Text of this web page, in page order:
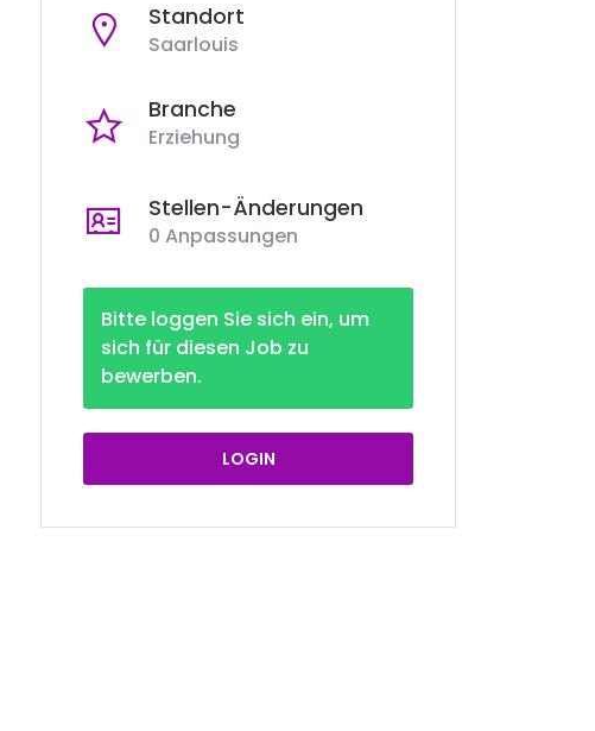
Standort
Saarlouis
Branche
Erziehung
Stellen-Änderungen
0 Anpassungen
Bitte loggen Sie sich ein, um
sich für diesen Job zu
bewerben.
LOGIN